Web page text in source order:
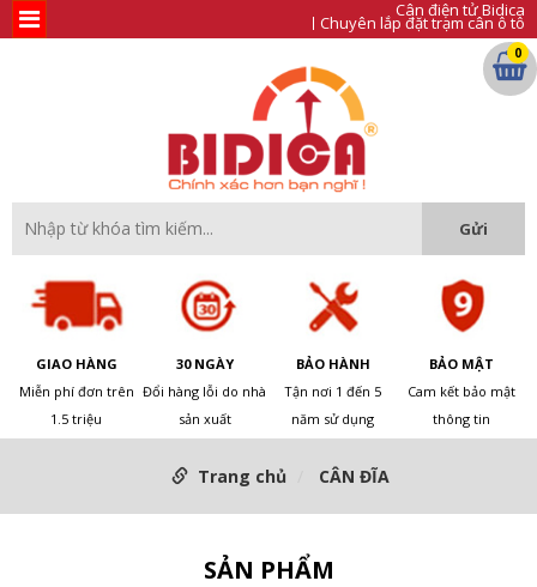
Cân điện tử Bidica
Chuyên lắp đặt trạm cân ô tô
GIAO HÀNG
Miễn phí đơn trên
1.5 triệu
30 NGÀY
Đổi hàng lỗi do nhà
sản xuất
BẢO HÀNH
Tận nơi 1 đến 5
năm sử dụng
BẢO MẬT
Cam kết bảo mật
thông tin
0
Trang chủ CÂN ĐĨA
SẢN PHẨM